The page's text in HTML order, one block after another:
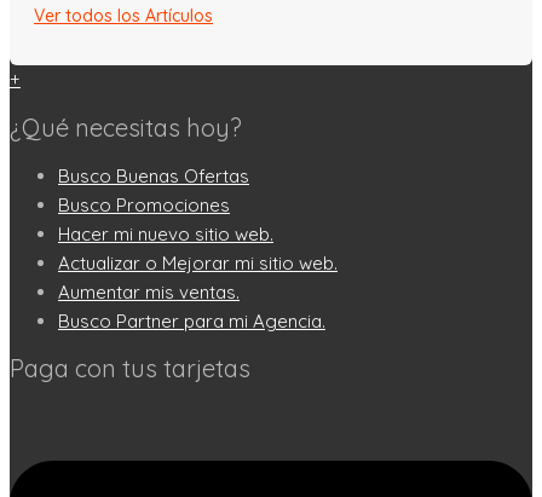
Ver todos los Artículos
+
¿Qué necesitas hoy?
Busco Buenas Ofertas
Busco Promociones
Hacer mi nuevo sitio web.
Actualizar o Mejorar mi sitio web.
Aumentar mis ventas.
Busco Partner para mi Agencia.
Paga con tus tarjetas